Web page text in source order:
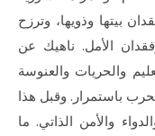
بيتها وذويها، وترزح
الأمل. ناهيك عن
والحريات والعنوسة
باستمرار. وقبل هذا
والأمن الذاتي. ما